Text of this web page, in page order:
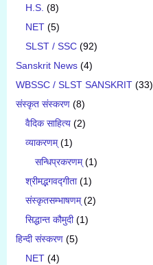
H.S. (8)
NET (5)
SLST / SSC (92)
Sanskrit News (4)
WBSSC / SLST SANSKRIT (33)
संस्कृत संस्करण (8)
वैदिक साहित्य (2)
व्याकरणम्(1)
सन्धिप्रकरणम्(1)
श्रीमद्भगवद्गीता(1)
संस्कृतसम्भाषणम्(2)
सिद्धान्त कौमुदी(1)
हिन्दी संस्करण (5)
NET (4)